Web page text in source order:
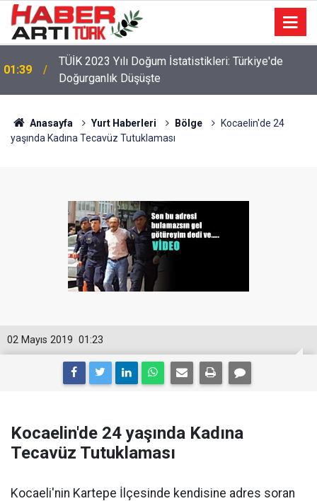
01:39
TÜİK 2023 Yılı Doğum İstatistikleri: Türkiye'de
Doğurganlık Düşüşte
Anasayfa Yurt Haberleri Bölge
Kocaelin'de 24
yaşında Kadına Tecavüz Tutuklaması
01:23
02 Mayıs 2019
Kocaelin'de 24 yaşında Kadına
Tecavüz Tutuklaması
Kocaeli'nin Kartepe İlçesinde kendisine adres soran